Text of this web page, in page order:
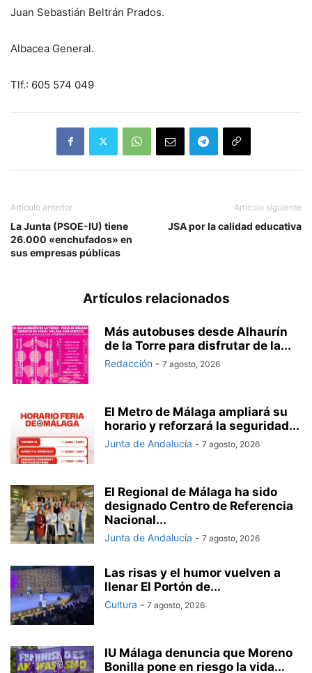
Juan Sebastián Beltrán Prados.
Albacea General.
Tlf.: 605 574 049
Artículo anterior
La Junta (PSOE-IU) tiene
26.000 «enchufados» en
sus empresas públicas
Artículo siguiente
JSA por la calidad educativa
Artículos relacionados
Más autobuses desde Alhaurín
de la Torre para disfrutar de la...
Redacción - 7 agosto, 2026
El Metro de Málaga ampliará su
horario y reforzará la seguridad...
Junta de Andalucía - 7 agosto, 2026
El Regional de Málaga ha sido
designado Centro de Referencia
Nacional...
Junta de Andalucía - 7 agosto, 2026
Las risas y el humor vuelven a
llenar El Portón de...
Cultura - 7 agosto, 2026
IU Málaga denuncia que Moreno
Bonilla pone en riesgo la vida...